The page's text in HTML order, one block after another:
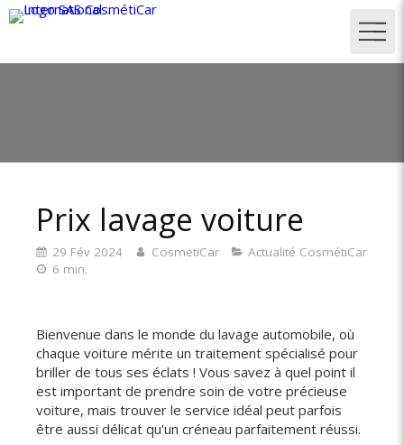
Prix lavage voiture
29 Fév 2024 CosmetiCar
Actualité CosmétiCar
6 min.
Bienvenue dans le monde du lavage automobile, où
chaque voiture mérite un traitement spécialisé pour
briller de tous ses éclats ! Vous savez à quel point il
est important de prendre soin de votre précieuse
voiture, mais trouver le service idéal peut parfois
être aussi délicat qu'un créneau parfaitement réussi.